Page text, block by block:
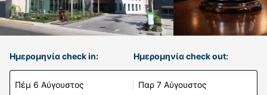
Ημερομηνία check in:
Πέμ 6 Αύγουστος
Ημερομηνία check out:
Παρ 7 Αύγουστος